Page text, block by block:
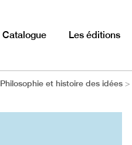
Catalogue Les éditions
Philosophie et histoire des idées